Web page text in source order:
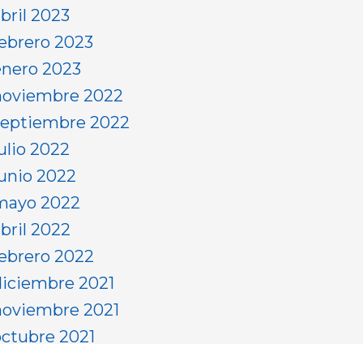
2023
2023
2023
2022
2022
2022
2022
2022
2022
2022
2021
2021
2021